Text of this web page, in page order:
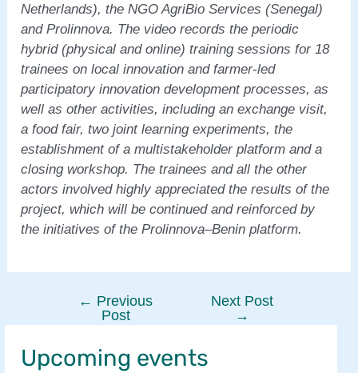
Netherlands), the NGO AgriBio Services (Senegal)
and Prolinnova. The video records the periodic
hybrid (physical and online) training sessions for 18
trainees on local innovation and farmer-led
participatory innovation development processes, as
well as other activities, including an exchange visit,
a food fair, two joint learning experiments, the
establishment of a multistakeholder platform and a
closing workshop. The trainees and all the other
actors involved highly appreciated the results of the
project, which will be continued and reinforced by
the initiatives of the Prolinnova–Benin platform.
navigation
← Previous
Post
Next Post
→
Upcoming events